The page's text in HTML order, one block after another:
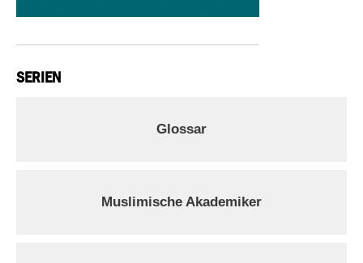
SERIEN
Glossar
Muslimische Akademiker